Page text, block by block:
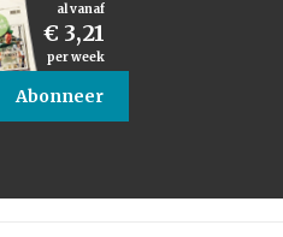
al vanaf
€ 3,21
per week
Abonneer